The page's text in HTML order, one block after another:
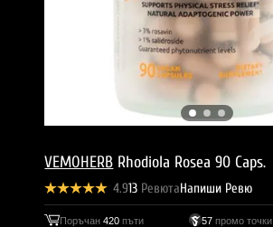
VEMOHERB Rhodiola Rosea 90 Caps.
4.913 РевютаНапиши Ревю
Поръчан420 пъти 57промо точки